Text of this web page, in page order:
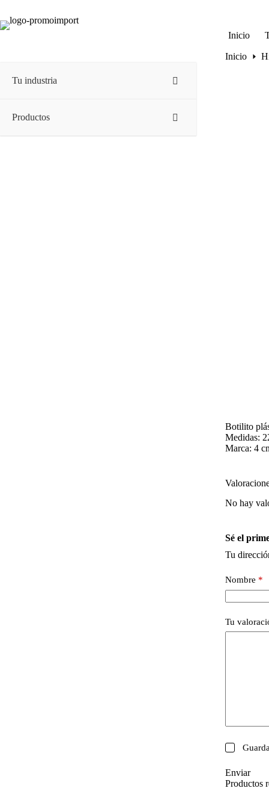
contenido
Inicio
Inicio
Botilito
Medidas:
Marca: 4
No hay
Sé el
Tu
Nombre *
Tu
Enviar
Productos
Tu industria
Productos